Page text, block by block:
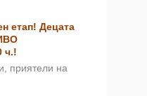
етап! Децата
ч.!
приятели на